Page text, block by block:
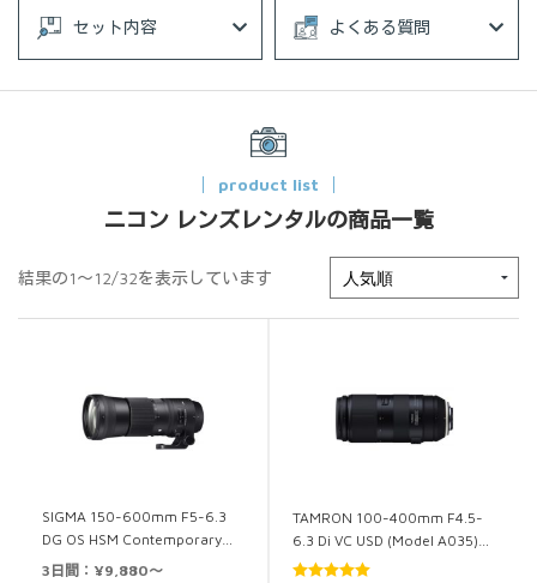
セット内容 よくある質問
product list
ニコン レンズレンタルの商品一覧
結果の1～12/32を表示しています
SIGMA 150-600mm F5-6.3
DG OS HSM Contemporary…
3日間：¥9,880～
TAMRON 100-400mm F4.5-
6.3 Di VC USD (Model A035)…